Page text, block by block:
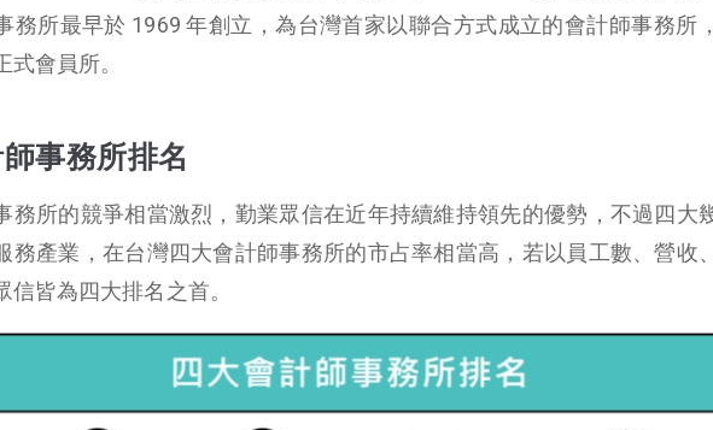
務所最早於 1969 年創立，為台灣首家以聯合方式成立的會計師事務所
式會員所。
事務所排名
務所的競爭相當激烈，勤業眾信在近年持續維持領先的優勢，不過四大
務產業，在台灣四大會計師事務所的市占率相當高，若以員工數、營收
信皆為四大排名之首。